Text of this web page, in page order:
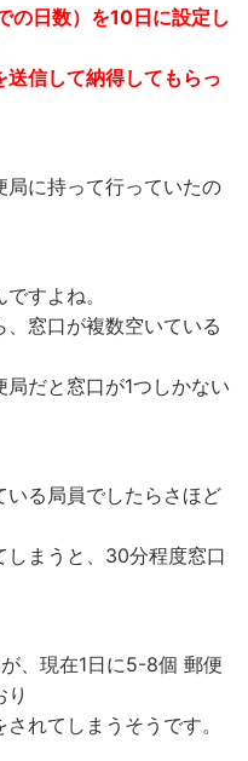
の日数）を10日に設定し
信して納得してもらっ
局に持って行っていたの
すよね。
窓口が複数空いている
だと窓口が1つしかない
いる局員でしたらさほど
まうと、30分程度窓口
、現在1日に5-8個 郵便
れてしまうそうです。